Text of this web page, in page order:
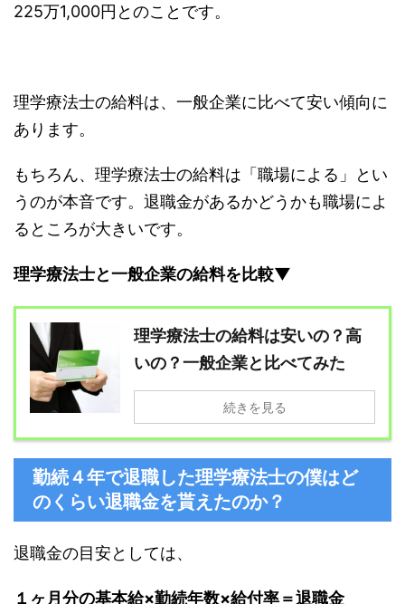
225万1,000円とのことです。
理学療法士の給料は、一般企業に比べて安い傾向に
あります。
もちろん、理学療法士の給料は「職場による」とい
うのが本音です。退職金があるかどうかも職場によ
るところが大きいです。
理学療法士と一般企業の給料を比較▼
理学療法士の給料は安いの？高
いの？一般企業と比べてみた
続きを見る
勤続４年で退職した理学療法士の僕はど
のくらい退職金を貰えたのか？
退職金の目安としては、
１ヶ月分の基本給×勤続年数×給付率＝退職金